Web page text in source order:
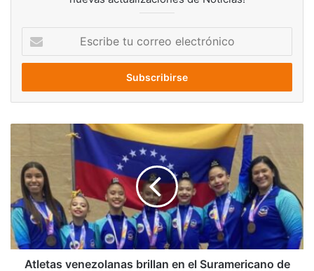
correo
brillan
en
Suramericano
de
Gimnasia
Rítmica
Atletas venezolanas brillan en el Suramericano de